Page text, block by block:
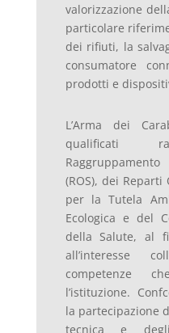
valorizzazione
particolare
dei rifiuti, la
consumatore
prodotti e
L’Arma dei
qualificati
(ROS), dei
per la Tutela
Ecologica e del
della Salute, al
all’interesse
competenze
l’istituzione.
la partecipazione
tecnica e